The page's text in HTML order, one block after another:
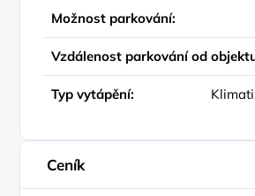
Možnost parkování:
Vzdálenost parkování od
Typ vytápění:
Ceník